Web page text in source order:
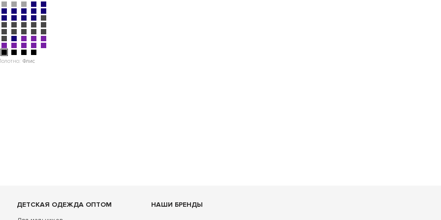
Флис
ДЕТСКАЯ ОДЕЖДА ОПТОМ НАШИ БРЕНДЫ